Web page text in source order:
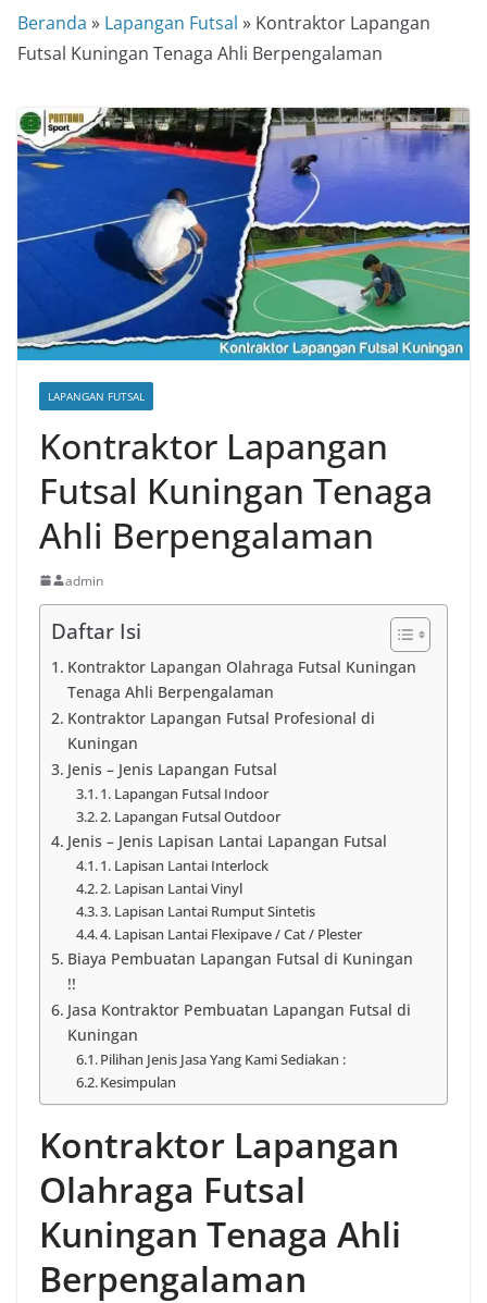
Beranda » Lapangan Futsal » Kontraktor Lapangan
Futsal Kuningan Tenaga Ahli Berpengalaman
LAPANGAN FUTSAL
Kontraktor Lapangan
Futsal Kuningan Tenaga
Ahli Berpengalaman
admin
Daftar Isi
Kontraktor Lapangan Olahraga Futsal Kuningan
Tenaga Ahli Berpengalaman
Kontraktor Lapangan Futsal Profesional di
Kuningan
Jenis – Jenis Lapangan Futsal
1. Lapangan Futsal Indoor
2. Lapangan Futsal Outdoor
Jenis – Jenis Lapisan Lantai Lapangan Futsal
1. Lapisan Lantai Interlock
2. Lapisan Lantai Vinyl
3. Lapisan Lantai Rumput Sintetis
4. Lapisan Lantai Flexipave / Cat / Plester
Biaya Pembuatan Lapangan Futsal di Kuningan
!!
Jasa Kontraktor Pembuatan Lapangan Futsal di
Kuningan
Pilihan Jenis Jasa Yang Kami Sediakan :
Kesimpulan
Kontraktor Lapangan
Olahraga Futsal
Kuningan Tenaga Ahli
Berpengalaman